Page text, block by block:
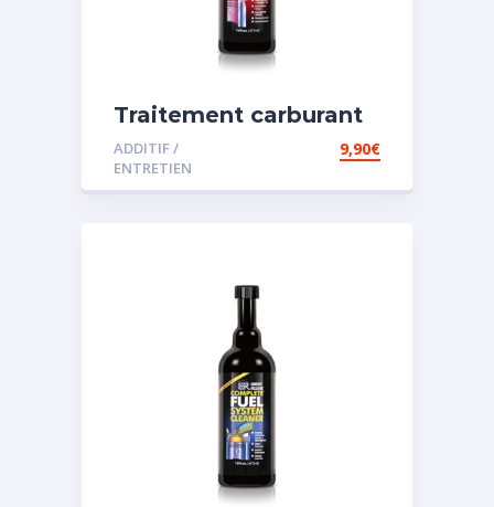
Traitement carburant
spécial diesel
ADDITIF /
ENTRETIEN
9,90€